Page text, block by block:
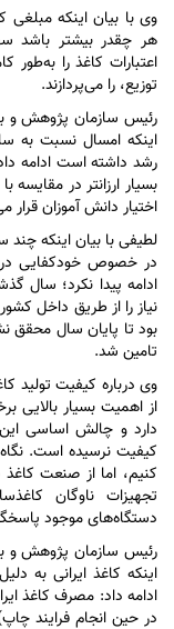
وی با بیان اینکه مبلغی
هر چقدر بیشتر باشد
اعتبارات کاغذ را به‌طور
توزیع، را می‌پردازند.
رئیس سازمان پژوهش و
رشد داشته است ادامه
بسیار ارزانتر در
اختیار دانش آموزان قرار
لطیفی با بیان اینکه
در خصوص خودکفایی در
ادامه پیدا نکرد؛ سال
نیاز را از طریق داخل
بود تا پایان سال محقق
تامین شد.
وی درباره کیفیت تولید
از اهمیت بسیار بالایی
دارد و چالش اساسی
کیفیت نرسیده است.
کنیم، اما از صنعت
تجهیزات ناوگان
دستگاه‌های موجود
رئیس سازمان پژوهش و
اینکه کاغذ ایرانی به
ادامه داد: مصرف کاغذ
در حین انجام فرایند